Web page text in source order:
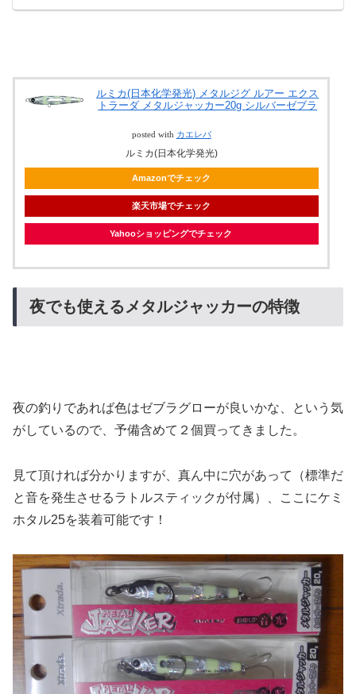
ルミカ(日本化学発光) メタルジグ ルアー エクス
トラーダ メタルジャッカー20g シルバーゼブラ
posted with カエレバ
ルミカ(日本化学発光)
Amazonでチェック
楽天市場でチェック
Yahooショッピングでチェック
夜でも使えるメタルジャッカーの特徴
夜の釣りであれば色はゼブラグローが良いかな、という気
がしているので、予備含めて２個買ってきました。
見て頂ければ分かりますが、真ん中に穴があって（標準だ
と音を発生させるラトルスティックが付属）、ここにケミ
ホタル25を装着可能です！